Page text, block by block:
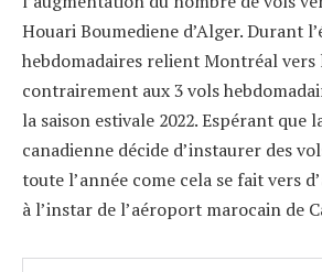
Houari Boumediene d’Alger. Durant
hebdomadaires relient Montréal vers
contrairement aux 3 vols
la saison estivale 2022. Espérant que
canadienne décide d’instaurer des
toute l’année come cela se fait vers
à l’instar de l’aéroport marocain de